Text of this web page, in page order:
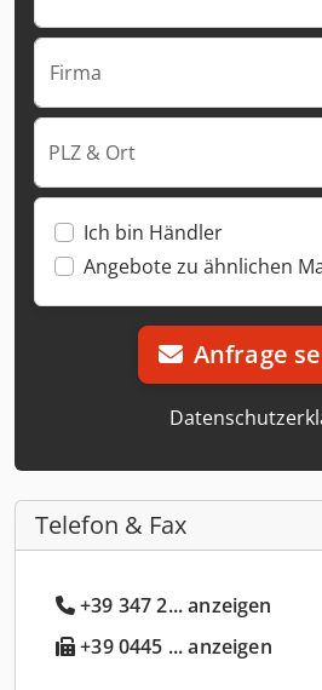
Firma
PLZ & Ort
Ich bin Händler
Angebote zu ähnlichen
Anfrage
Telefon & Fax
+39 347 2... anzeigen
+39 0445 ... anzeigen